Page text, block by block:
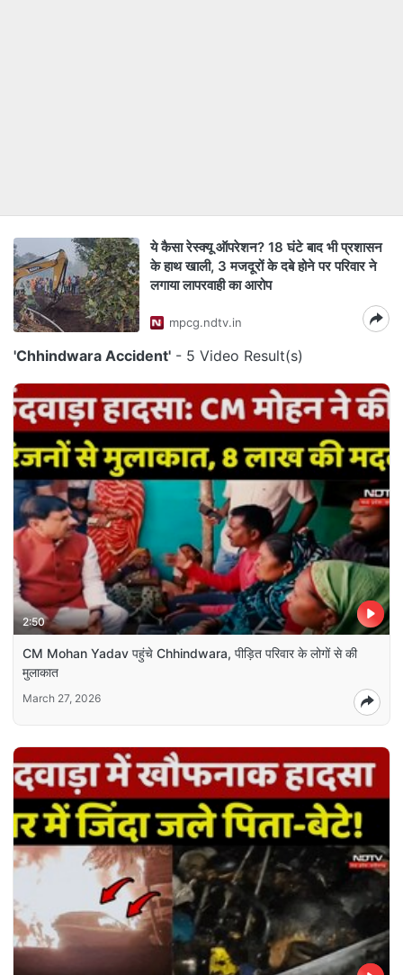
ये कैसा रेस्क्यू ऑपरेशन? 18 घंटे बाद भी प्रशासन
के हाथ खाली, 3 मजदूरों के दबे होने पर परिवार ने
लगाया लापरवाही का आरोप
mpcg.ndtv.in
'Chhindwara Accident' - 5 Video Result(s)
2:50
CM Mohan Yadav पहुंचे Chhindwara, पीड़ित परिवार के लोगों से की
मुलाकात
March 27, 2026